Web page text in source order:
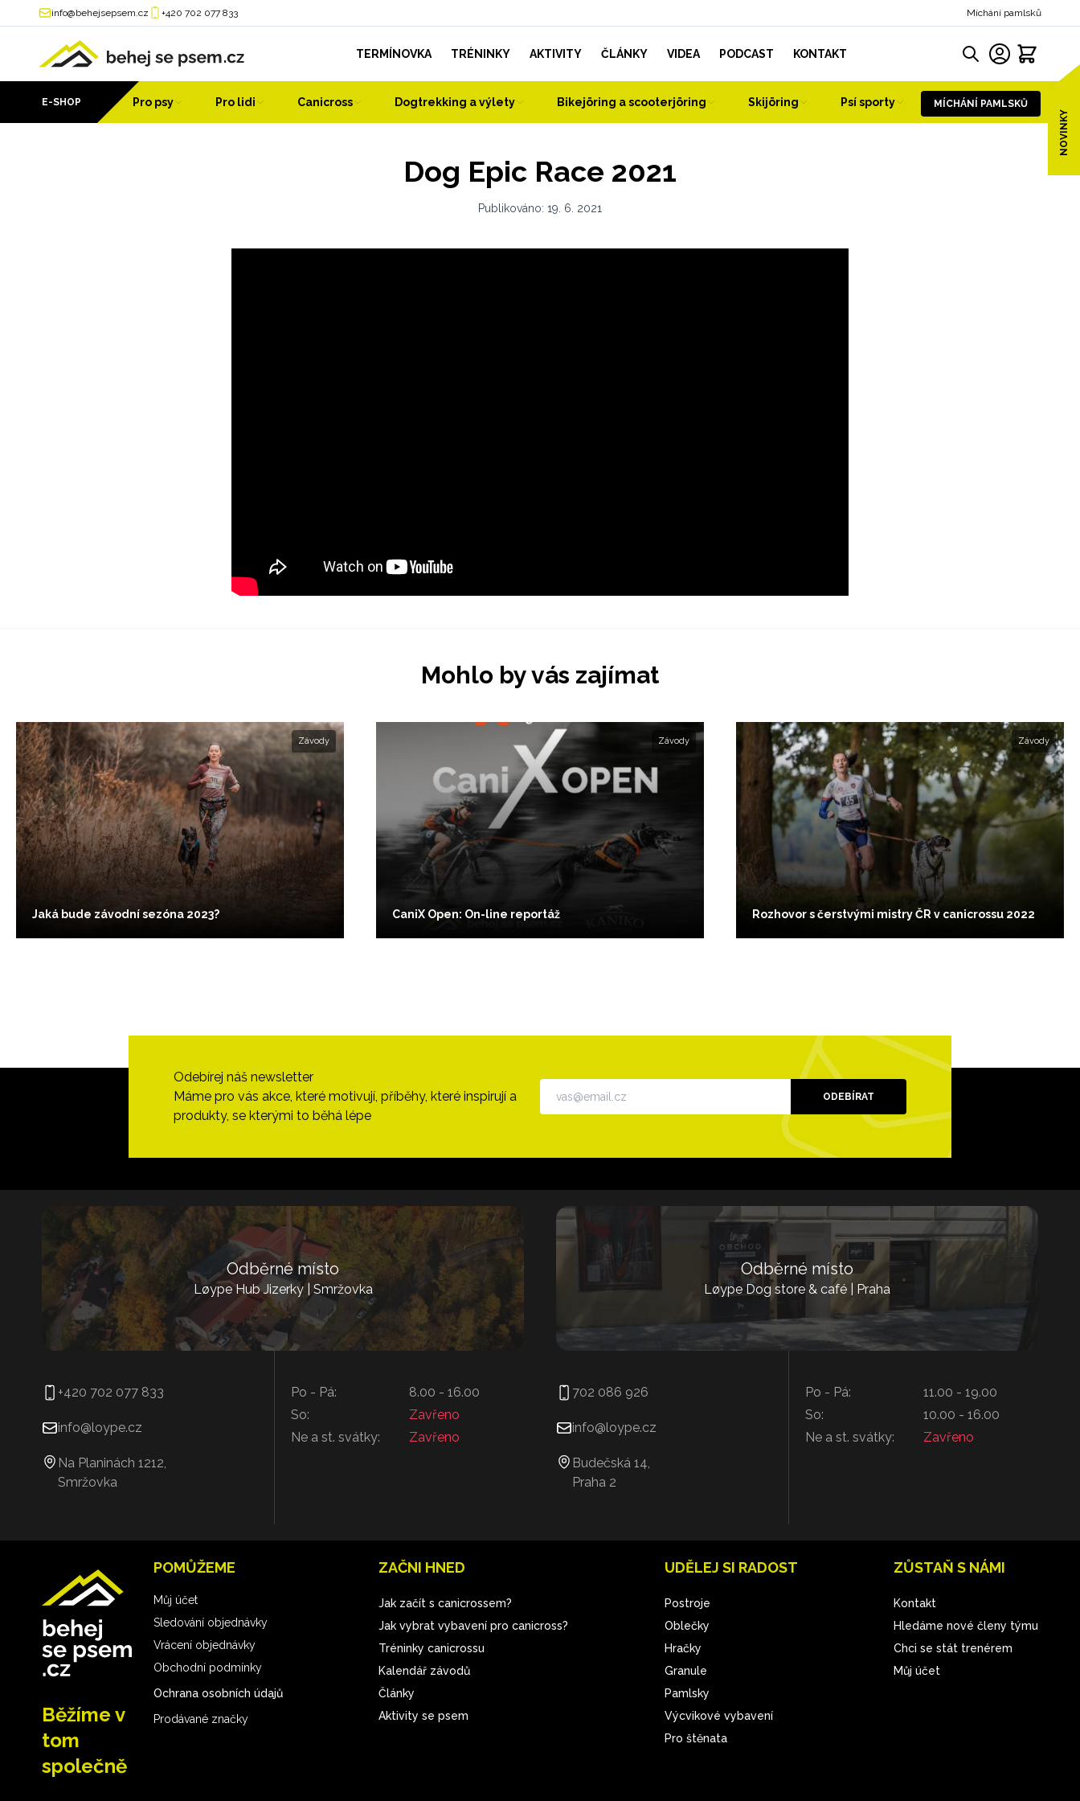
info@behejsepsem.cz +420 702 077 833 Míchání pamlsků
NOVINKY
TERMÍNOVKA TRÉNINKY AKTIVITY ČLÁNKY VIDEA PODCAST KONTAKT
E-SHOP Pro psy Pro lidi Canicross Dogtrekking a výlety Bikejöring a scooterjöring Skijöring Psí sporty MÍCHÁNÍ PAMLSKŮ
Dog Epic Race 2021
Publikováno: 19. 6. 2021
Mohlo by vás zajímat
Jaká bude závodní sezóna 2023?
Závody
CaniX Open: On-line reportáž
Závody
Rozhovor s čerstvými mistry ČR v canicrossu 2022
Závody
Odebírej náš newsletter
Máme pro vás akce, které motivují, příběhy, které inspirují a
produkty, se kterými to běhá lépe
ODEBÍRAT
Odběrné místo
Løype Hub Jizerky | Smržovka
+420 702 077 833
info@loype.cz
Na Planinách 1212,
Smržovka
Po - Pá:
So:
Ne a st. svátky:
8.00 - 16.00
Zavřeno
Zavřeno
Odběrné místo
Løype Dog store & café | Praha
702 086 926
info@loype.cz
Budečská 14,
Praha 2
Po - Pá:
So:
Ne a st. svátky:
11.00 - 19.00
10.00 - 16.00
Zavřeno
Běžíme v
tom
společně
POMŮŽEME
Můj účet
Sledování objednávky
Vrácení objednávky
Obchodní podmínky
Ochrana osobních údajů
Prodávané značky
ZAČNI HNED
Jak začít s canicrossem?
Jak vybrat vybavení pro canicross?
Tréninky canicrossu
Kalendář závodů
Články
Aktivity se psem
UDĚLEJ SI RADOST
Postroje
Oblečky
Hračky
Granule
Pamlsky
Výcvikové vybavení
Pro štěnata
ZŮSTAŇ S NÁMI
Kontakt
Hledáme nové členy týmu
Chci se stát trenérem
Můj účet